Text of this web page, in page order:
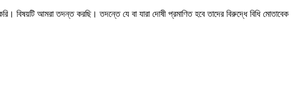
বিষয়টি আমরা তদন্ত করছি। তদন্তে যে বা যারা দোষী প্রমাণিত হবে তাদের বিরুদ্ধে বিধি মোতাবেক